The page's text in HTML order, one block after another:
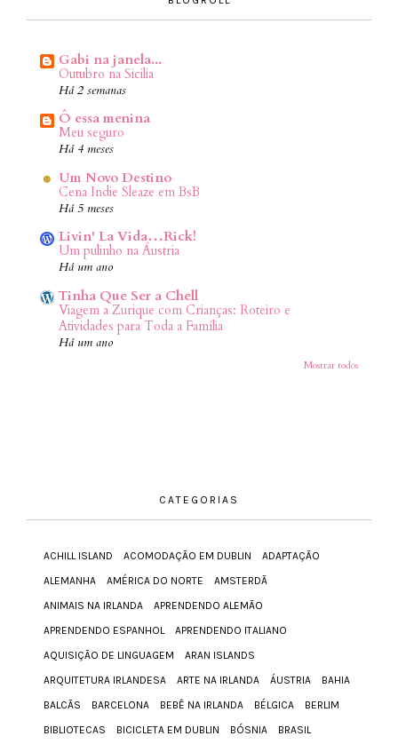
Gabi na janela...
Outubro na Sicilia
Há 2 semanas
Ô essa menina
Meu seguro
Há 4 meses
Um Novo Destino
Cena Indie Sleaze em BsB
Há 5 meses
Livin' La Vida…Rick!
Um pulinho na Áustria
Há um ano
Tinha Que Ser a Chell
Viagem a Zurique com Crianças: Roteiro e
Atividades para Toda a Família
Há um ano
Mostrar todos
CATEGORIAS
ACHILL ISLAND ACOMODAÇÃO EM DUBLIN
ADAPTAÇÃO
ALEMANHA
AMÉRICA DO NORTE
AMSTERDÃ
ANIMAIS NA IRLANDA
APRENDENDO ALEMÃO
APRENDENDO ESPANHOL
APRENDENDO ITALIANO
AQUISIÇÃO DE LINGUAGEM
ARAN ISLANDS
ARQUITETURA IRLANDESA
ARTE NA IRLANDA ÁUSTRIA
BAHIA
BALCÃS
BARCELONA BEBÊ NA IRLANDA BÉLGICA
BERLIM
BIBLIOTECAS
BICICLETA EM DUBLIN BÓSNIA
BRASIL